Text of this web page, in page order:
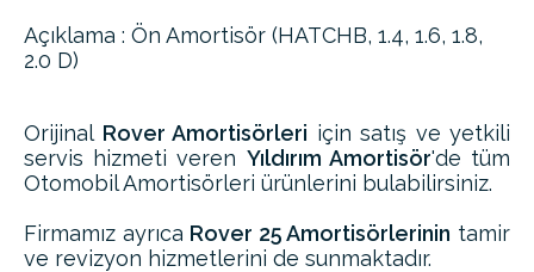
Açıklama : Ön Amortisör (HATCHB, 1.4, 1.6, 1.8,
2.0 D)
Orijinal Rover Amortisörleri için satış ve yetkili
servis hizmeti veren Yıldırım Amortisör'de tüm
Otomobil Amortisörleri ürünlerini bulabilirsiniz.
Firmamız ayrıca Rover 25 Amortisörlerinin tamir
ve revizyon hizmetlerini de sunmaktadır.